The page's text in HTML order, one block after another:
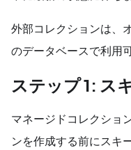
外部コレクションは、
のデータベースで利用
ステップ 1: ス
マネージドコレクショ
ンを作成する前にスキ